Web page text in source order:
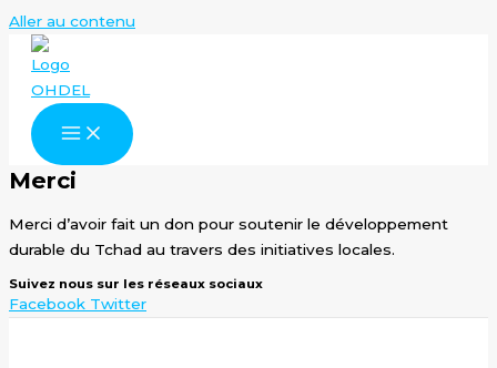
Aller au contenu
Merci
Merci d’avoir fait un don pour soutenir le développement
durable du Tchad au travers des initiatives locales.
Suivez nous sur les réseaux sociaux
Facebook Twitter